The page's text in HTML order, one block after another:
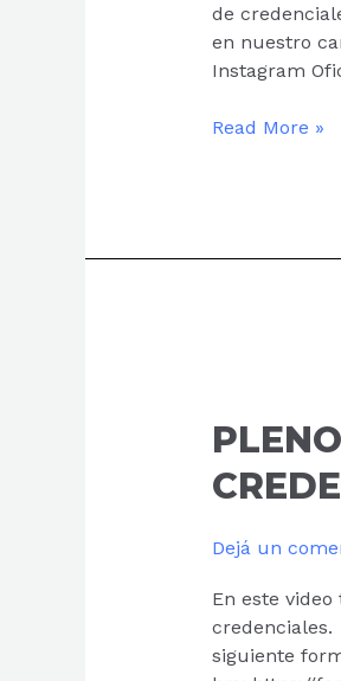
de
en nuestro
Instagram
Read More »
Dejá un
En este
siguiente
IMPRESORAS
DE